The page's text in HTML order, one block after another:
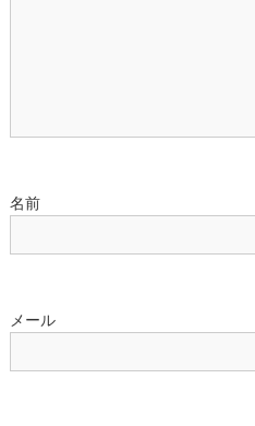
名前
メール